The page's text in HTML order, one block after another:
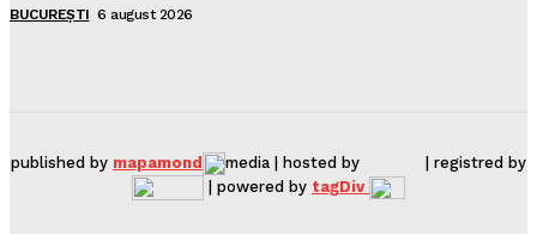
BUCUREȘTI 6 august 2026
published by mapamond media | hosted by
| registred by
| powered by tagDiv